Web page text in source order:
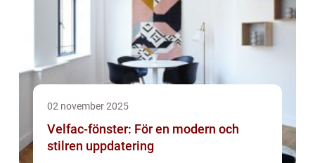
02 november 2025
Velfac-fönster: För en modern och
stilren uppdatering